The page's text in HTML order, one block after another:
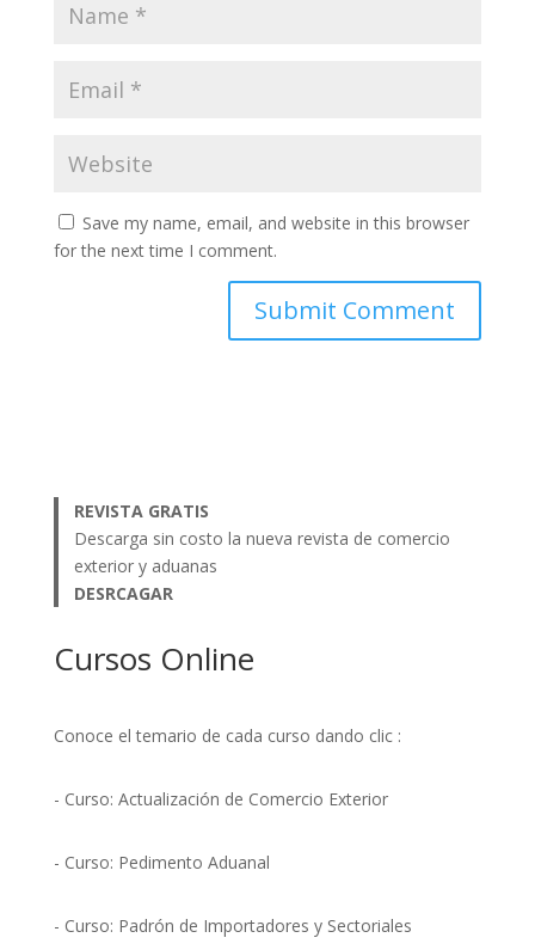
Save my name, email, and website in this browser
for the next time I comment.
REVISTA GRATIS
Descarga sin costo la nueva revista de comercio
exterior y aduanas
DESRCAGAR
Cursos Online
Conoce el temario de cada curso dando clic :
- Curso: Actualización de Comercio Exterior
- Curso: Pedimento Aduanal
- Curso: Padrón de Importadores y Sectoriales